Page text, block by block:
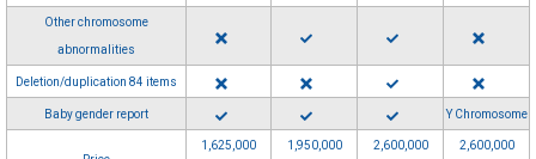
Other chromosome
abnormalities
Deletion/duplication 84 items
Baby gender report Y Chromosome
1,625,000 1,950,000 2,600,000 2,600,000